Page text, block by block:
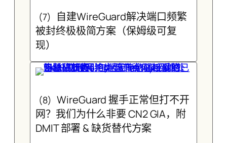
(7)
自建WireGuard解决端口频繁
被封终极极简方案（保姆级可复
现）
(8) WireGuard 握手正常但打不开
网？我们为什么非要 CN2 GIA，附
DMIT 部署 & 缺货替代方案